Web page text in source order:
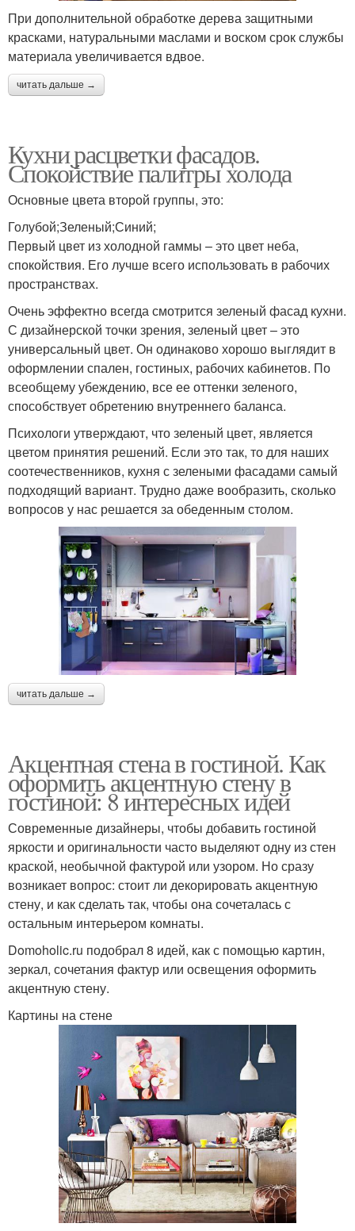
При дополнительной обработке дерева защитными
красками, натуральными маслами и воском срок службы
материала увеличивается вдвое.
читать дальше →
Кухни расцветки фасадов.
Спокойствие палитры холода
Основные цвета второй группы, это:
Голубой;Зеленый;Синий;
Первый цвет из холодной гаммы – это цвет неба,
спокойствия. Его лучше всего использовать в рабочих
пространствах.
Очень эффектно всегда смотрится зеленый фасад кухни.
С дизайнерской точки зрения, зеленый цвет – это
универсальный цвет. Он одинаково хорошо выглядит в
оформлении спален, гостиных, рабочих кабинетов. По
всеобщему убеждению, все ее оттенки зеленого,
способствует обретению внутреннего баланса.
Психологи утверждают, что зеленый цвет, является
цветом принятия решений. Если это так, то для наших
соотечественников, кухня с зелеными фасадами самый
подходящий вариант. Трудно даже вообразить, сколько
вопросов у нас решается за обеденным столом.
читать дальше →
Акцентная стена в гостиной. Как
оформить акцентную стену в
гостиной: 8 интересных идей
Современные дизайнеры, чтобы добавить гостиной
яркости и оригинальности часто выделяют одну из стен
краской, необычной фактурой или узором. Но сразу
возникает вопрос: стоит ли декорировать акцентную
стену, и как сделать так, чтобы она сочеталась с
остальным интерьером комнаты.
Domoholic.ru подобрал 8 идей, как с помощью картин,
зеркал, сочетания фактур или освещения оформить
акцентную стену.
Картины на стене